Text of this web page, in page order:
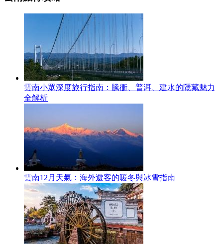
雲南小眾深度旅行指南：騰衝、普洱、建水的隱藏魅力
全解析
雲南12月天氣：海外遊客的暖冬與冰雪指南